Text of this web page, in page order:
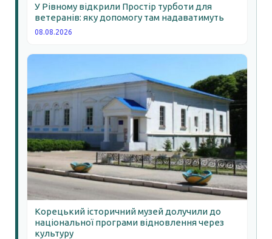
У Рівному відкрили Простір турботи для
ветеранів: яку допомогу там надаватимуть
08.08.2026
Корецький історичний музей долучили до
національної програми відновлення через
культуру